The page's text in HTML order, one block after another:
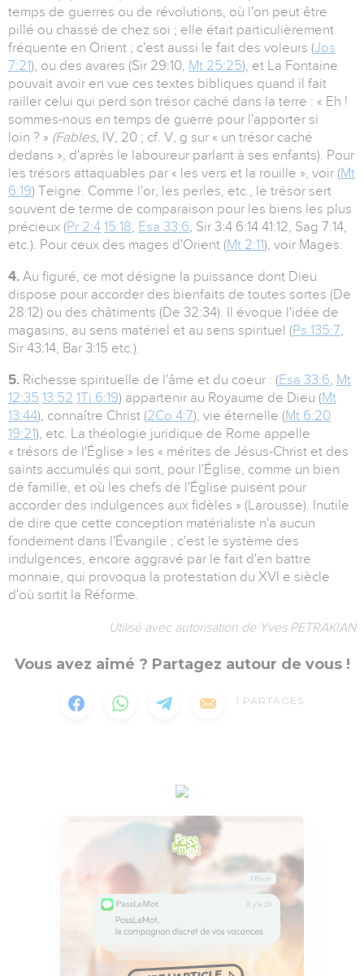
temps de guerres ou de révolutions, où l'on peut être
pillé ou chassé de chez soi ; elle était particulièrement
fréquente en Orient ; c'est aussi le fait des voleurs (Jos
7:21), ou des avares (Sir 29:10, Mt 25:25), et La Fontaine
pouvait avoir en vue ces textes bibliques quand il fait
railler celui qui perd son trésor caché dans la terre : « Eh !
sommes-nous en temps de guerre pour l'apporter si
loin ? » (Fables, IV, 20 ; cf. V, g sur « un trésor caché
dedans », d'après le laboureur parlant à ses enfants). Pour
les trésors attaquables par « les vers et la rouille », voir (Mt
6:19) Teigne. Comme l'or, les perles, etc., le trésor sert
souvent de terme de comparaison pour les biens les plus
précieux (Pr 2:4 15:18, Esa 33:6, Sir 3:4 6:14 41:12, Sag 7:14,
etc.). Pour ceux des mages d'Orient (Mt 2:11), voir Mages.
4. Au figuré, ce mot désigne la puissance dont Dieu
dispose pour accorder des bienfaits de toutes sortes (De
28:12) ou des châtiments (De 32:34). Il évoque l'idée de
magasins, au sens matériel et au sens spirituel (Ps 135:7,
Sir 43:14, Bar 3:15 etc.).
5. Richesse spirituelle de l'âme et du coeur : (Esa 33:6, Mt
12:35 13:52 1Ti 6:19) appartenir au Royaume de Dieu (Mt
13:44), connaître Christ (2Co 4:7), vie éternelle (Mt 6:20
19:21), etc. La théologie juridique de Rome appelle
« trésors de l'Église » les « mérites de Jésus-Christ et des
saints accumulés qui sont, pour l'Église, comme un bien
de famille, et où les chefs de l'Église puisent pour
accorder des indulgences aux fidèles » (Larousse). Inutile
de dire que cette conception matérialiste n'a aucun
fondement dans l'Évangile ; c'est le système des
indulgences, encore aggravé par le fait d'en battre
monnaie, qui provoqua la protestation du XVI e siècle
d'où sortit la Réforme.
Utilisé avec autorisation de Yves PETRAKIAN
Vous avez aimé ? Partagez autour de vous !
1 PARTAGES